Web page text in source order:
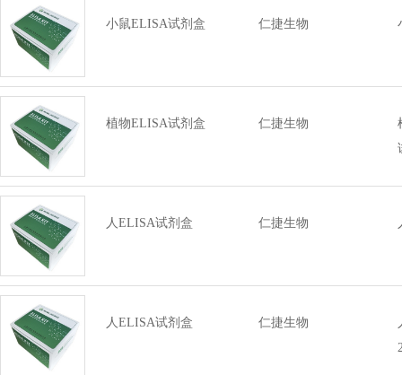
小鼠ELISA试剂盒 仁捷生物
植物ELISA试剂盒 仁捷生物
人ELISA试剂盒 仁捷生物
人ELISA试剂盒 仁捷生物